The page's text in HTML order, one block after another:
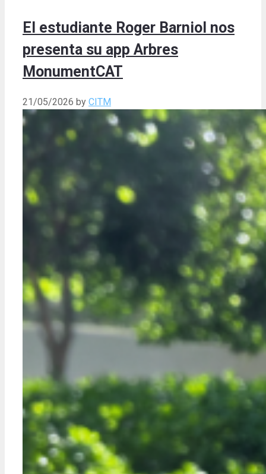
El estudiante Roger Barniol nos
presenta su app Arbres
MonumentCAT
21/05/2026 by CITM